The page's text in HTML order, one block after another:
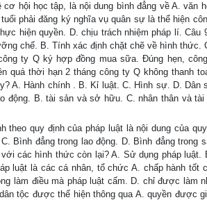
hội học tập, là nội dung bình đẳng về A. văn
phải đăng ký nghĩa vụ quân sự là thể hiện
hiện quyền. D. chịu trách nhiệm pháp lí. Câu
chế. B. Tính xác định chặt chẽ về hình thức.
ty Q ký hợp đồng mua sữa. Đúng hẹn,
thời hạn 2 tháng công ty Q không thanh
A. Hành chính . B. Kỉ luật. C. Hình sự. D. Dân
động. B. tài sản và sở hữu. C. nhân thân và
quy định của pháp luật là nội dung của
Bình đẳng trong lao động. D. Bình đẳng trong
các hình thức còn lại? A. Sử dụng pháp luật.
luật là các cá nhân, tổ chức A. chấp hành tốt
làm điều mà pháp luật cấm. D. chỉ được làm
tộc được thể hiện thông qua A. quyền được